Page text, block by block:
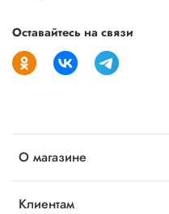
О магазине
Клиентам
Оставайтесь на связи